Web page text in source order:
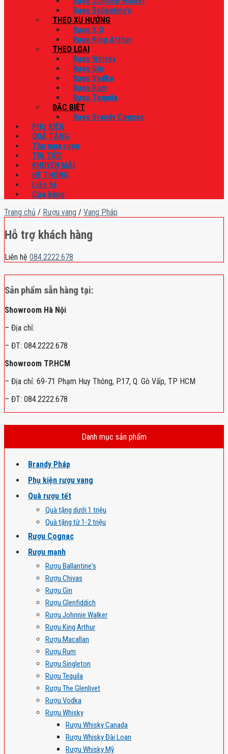
Rượu Ballantine’s
THEO XU HƯỚNG
Rượu X.O
Rượu King Arthur
THEO LOẠI
Rượu Whisky
Rượu Gin
Rượu Vodka
Rượu Rum
Rượu Tequila
ĐẶC BIỆT
Rượu Brandy Cognac
PHỤ KIỆN
QUÀ TẶNG
Thu mua rượu
TIN TỨC
KHUYẾN MÃI
HỆ THỐNG
Liên hệ
Cửa hàng
Trang chủ / Rượu vang / Vang Pháp
Hỗ trợ khách hàng
Liên hệ 084.2222.678
Sản phẩm sẵn hàng tại:
Showroom Hà Nội
– Địa chỉ:
– ĐT: 084.2222.678
Showroom TP.HCM
– Địa chỉ: 69-71 Phạm Huy Thông, P.17, Q. Gò Vấp, TP HCM
– ĐT: 084.2222.678
Danh mục sản phẩm
Brandy Pháp
Phụ kiện rượu vang
Quà rượu tết
Quà tặng dưới 1 triệu
Quà tặng từ 1-2 triệu
Rượu Cognac
Rượu mạnh
Rượu Ballantine's
Rượu Chivas
Rượu Gin
Rượu Glenfiddich
Rượu Johnnie Walker
Rượu King Arthur
Rượu Macallan
Rượu Rum
Rượu Singleton
Rượu Tequila
Rượu The Glenlivet
Rượu Vodka
Rượu Whisky
Rượu Whisky Canada
Rượu Whisky Đài Loan
Rượu Whisky Mỹ